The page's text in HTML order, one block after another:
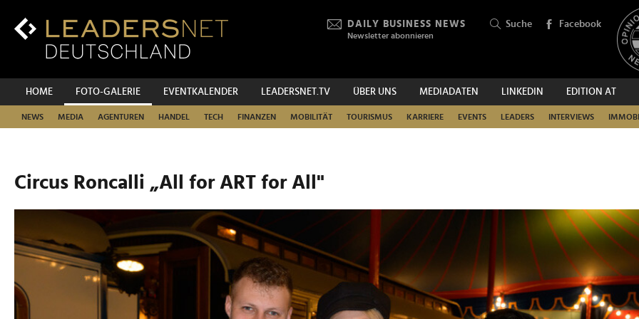
Inhalt
Hauptnavigation
DAILY BUSINESS NEWS
Newsletter abonnieren
Suche Facebook
HOME FOTO-GALERIE EVENTKALENDER LEADERSNET.TV ÜBER UNS MEDIADATEN LINKEDIN EDITION AT
NEWS MEDIA AGENTUREN HANDEL TECH FINANZEN MOBILITÄT TOURISMUS KARRIERE EVENTS LEADERS INTERVIEWS
SUCHEN
Circus Roncalli „All for ART for All"